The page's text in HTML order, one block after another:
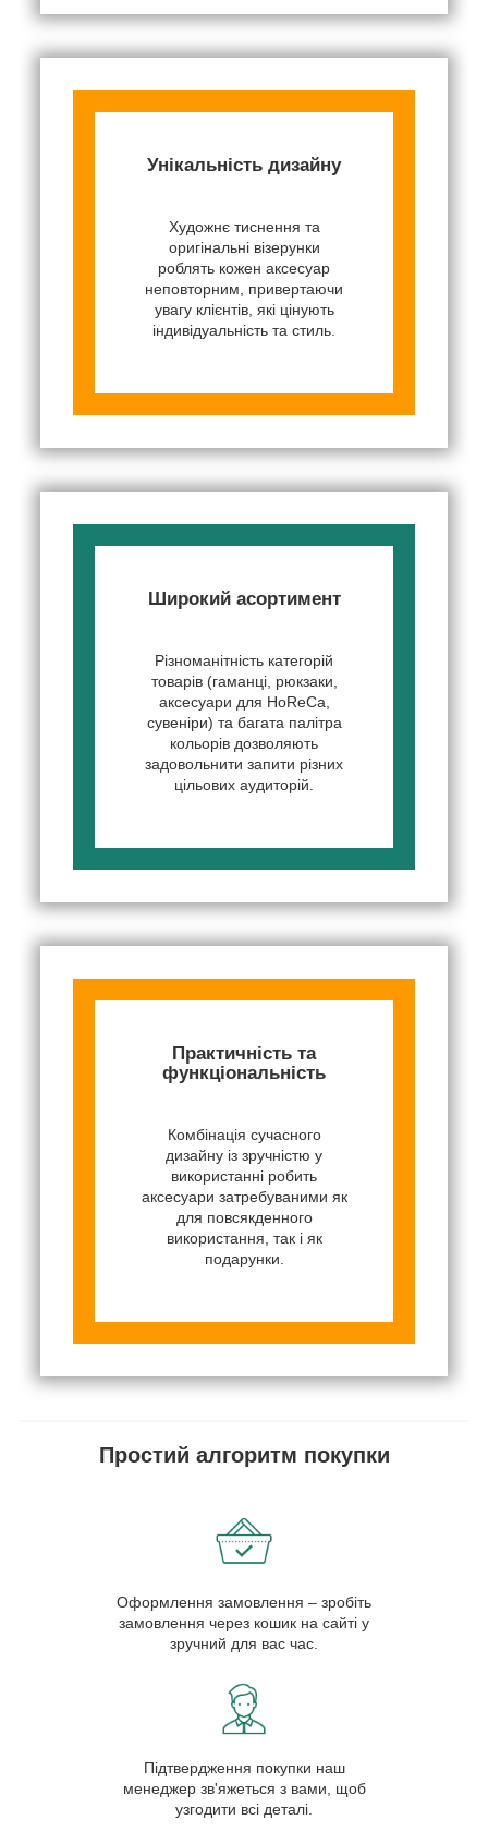
Унікальність дизайну
Художнє тиснення та
оригінальні візерунки
роблять кожен аксесуар
неповторним, привертаючи
увагу клієнтів, які цінують
індивідуальність та стиль.
Широкий асортимент
Різноманітність категорій
товарів (гаманці, рюкзаки,
аксесуари для HoReCa,
сувеніри) та багата палітра
кольорів дозволяють
задовольнити запити різних
цільових аудиторій.
Практичність та
функціональність
Комбінація сучасного
дизайну із зручністю у
використанні робить
аксесуари затребуваними як
для повсякденного
використання, так і як
подарунки.
Простий алгоритм покупки
Оформлення замовлення – зробіть
замовлення через кошик на сайті у
зручний для вас час.
Підтвердження покупки наш
менеджер зв'яжеться з вами, щоб
узгодити всі деталі.